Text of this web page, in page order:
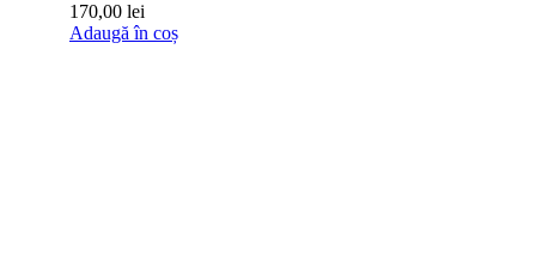
170,00 lei
Adaugă în coș